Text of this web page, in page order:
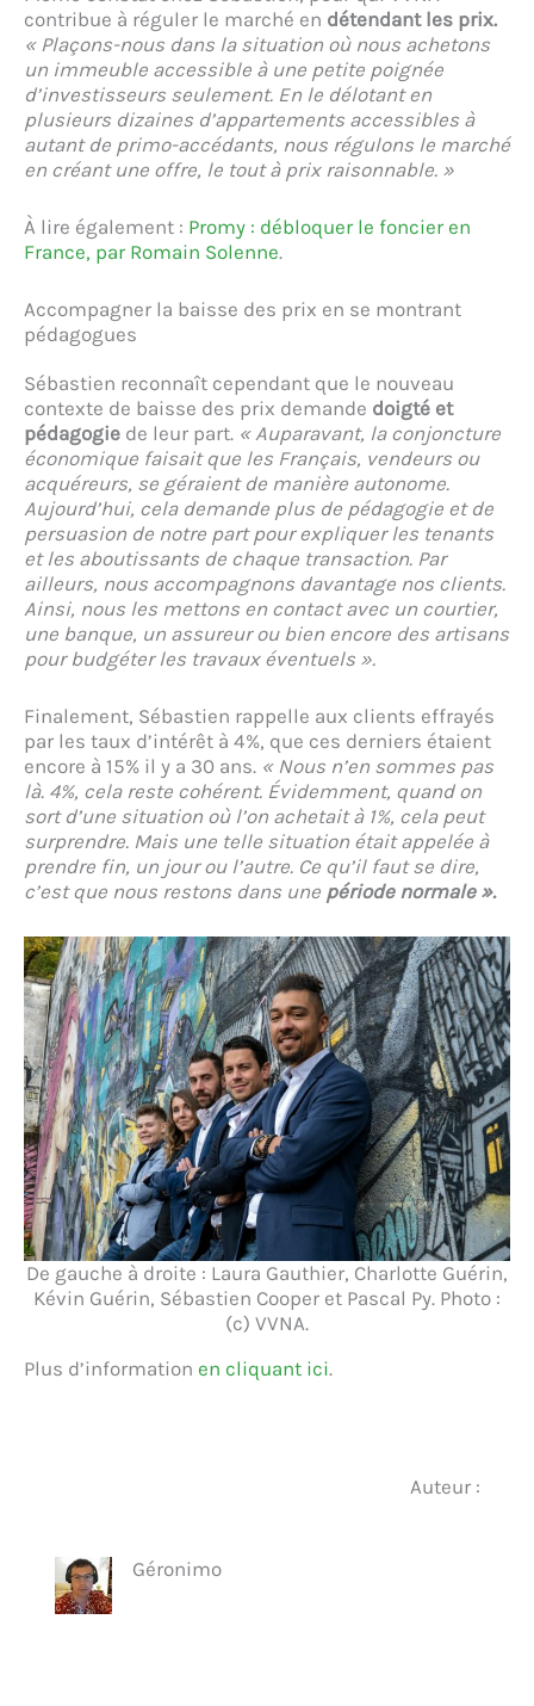
contribue à réguler le marché en détendant les prix.
« Plaçons-nous dans la situation où nous achetons
un immeuble accessible à une petite poignée
d’investisseurs seulement. En le délotant en
plusieurs dizaines d’appartements accessibles à
autant de primo-accédants, nous régulons le marché
en créant une offre, le tout à prix raisonnable. »
À lire également : Promy : débloquer le foncier en
France, par Romain Solenne.
Accompagner la baisse des prix en se montrant
pédagogues
Sébastien reconnaît cependant que le nouveau
contexte de baisse des prix demande doigté et
pédagogie de leur part. « Auparavant, la conjoncture
économique faisait que les Français, vendeurs ou
acquéreurs, se géraient de manière autonome.
Aujourd’hui, cela demande plus de pédagogie et de
persuasion de notre part pour expliquer les tenants
et les aboutissants de chaque transaction. Par
ailleurs, nous accompagnons davantage nos clients.
Ainsi, nous les mettons en contact avec un courtier,
une banque, un assureur ou bien encore des artisans
pour budgéter les travaux éventuels ».
Finalement, Sébastien rappelle aux clients effrayés
par les taux d’intérêt à 4%, que ces derniers étaient
encore à 15% il y a 30 ans. « Nous n’en sommes pas
là. 4%, cela reste cohérent. Évidemment, quand on
sort d’une situation où l’on achetait à 1%, cela peut
surprendre. Mais une telle situation était appelée à
prendre fin, un jour ou l’autre. Ce qu’il faut se dire,
c’est que nous restons dans une période normale ».
De gauche à droite : Laura Gauthier, Charlotte Guérin,
Kévin Guérin, Sébastien Cooper et Pascal Py. Photo :
(c) VVNA.
Plus d’information en cliquant ici.
Auteur :
Géronimo